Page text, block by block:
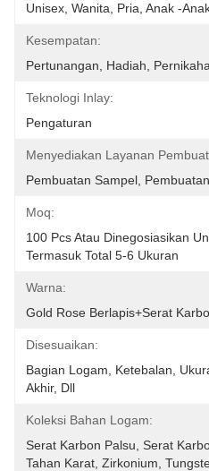
Unisex, Wanita, Pria, Anak -
Kesempatan:
Pertunangan, Hadiah,
Teknologi Inlay:
Pengaturan
Menyediakan Layanan
Pembuatan Sampel,
Moq:
100 Pcs Atau Dinegosiasikan
Termasuk Total 5-6 Ukuran
Warna:
Gold Rose Berlapis+serat
Disesuaikan:
Bagian Logam, Ketebalan,
Akhir, Dll
Koleksi Bahan Logam:
Serat Karbon Palsu, Serat
Tahan Karat, Zirkonium,